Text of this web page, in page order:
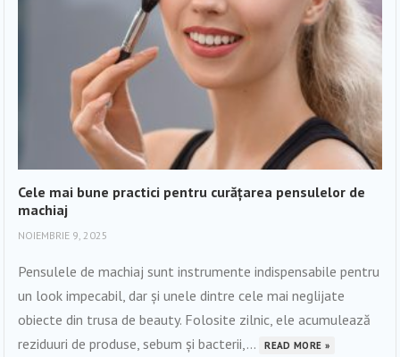
Cele mai bune practici pentru curățarea pensulelor de
machiaj
NOIEMBRIE 9, 2025
Pensulele de machiaj sunt instrumente indispensabile pentru
un look impecabil, dar și unele dintre cele mai neglijate
obiecte din trusa de beauty. Folosite zilnic, ele acumulează
reziduuri de produse, sebum și bacterii,...
READ MORE »